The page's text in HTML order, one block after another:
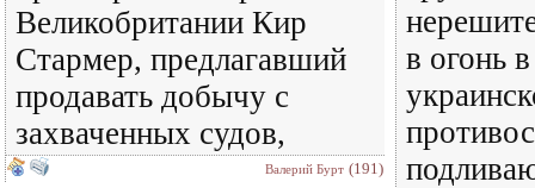
Великобритании Кир
Стармер, предлагавший
продавать добычу с
захваченных судов,
Валерий Бурт (191)
в огонь